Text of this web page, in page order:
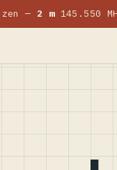
— 2 m145.550